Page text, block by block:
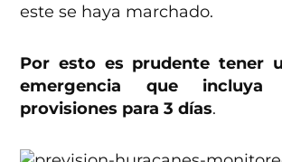
este se haya marchado.
Por esto es prudente tener
emergencia que
provisiones para 3 días.